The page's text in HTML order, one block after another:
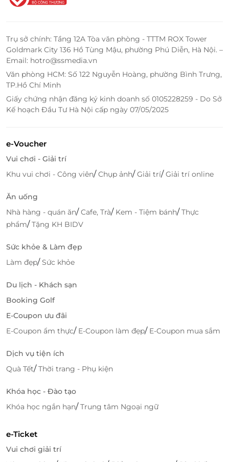
Đôi nét về Fanpekka
vui chơi dành cho các bé yêu. Với phương châm "Sức
mạnh của nụ cười thời gian để gắn kết", nơi đây mở
ra một thế giới ngập tràn niềm vui với các trò chơi
được thiết kế an toàn, nhiều hoạt động thú vị giúp
bé tập trung học hỏi và giải quyết vấn đề.
Sở hữu không gian ấn tượng, sinh động, ngập tràn
sắc màu lung linh, đội ngũ nhân viên phục vụ nhiệt
tình, chu đáo, Fanpekka hứa hẹn sẽ là điểm vui chơi
đầy bổ ích cho bé yêu nhà bạn.
Trụ sở chính: Tầng 12A Tòa văn phòng - TTTM ROX Tower
Goldmark City 136 Hồ Tùng Mậu, phường Phú Diễn, Hà Nội. –
Email: hotro@ssmedia.vn
Văn phòng HCM: Số 122 Nguyễn Hoàng, phường Bình Trưng,
TP.Hồ Chí Minh
Giấy chứng nhận đăng ký kinh doanh số 0105228259 - Do Sở
Kế hoạch Đầu Tư Hà Nội cấp ngày 07/05/2025
e-Voucher
Vui chơi - Giải trí
Khu vui chơi - Công viên/Chụp ảnh/Giải trí/Giải trí online
Ăn uống
Nhà hàng - quán ăn/Cafe, Trà/ Kem - Tiệm bánh/Thực
phẩm/Tặng KH BIDV
Sức khỏe & Làm đẹp
Làm đẹp/Sức khỏe
Du lịch - Khách sạn
Booking Golf
E-Coupon ưu đãi
E-Coupon ẩm thực/ E-Coupon làm đẹp/ E-Coupon mua sắm
Dịch vụ tiện ích
Quà Tết/Thời trang - Phụ kiện
Khóa học - Đào tạo
Khóa học ngắn hạn/Trung tâm Ngoại ngữ
e-Ticket
Vui chơi giải trí